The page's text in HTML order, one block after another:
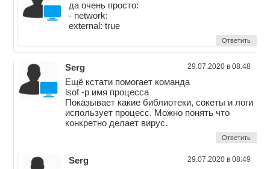
да очень просто:
- network:
external: true
Ответить
Serg 29.07.2020 в 08:48
Ещё кстати помогает команда
lsof -p имя процесса
Показывает какие библиотеки, сокеты и логи
использует процесс. Можно понять что
конкретно делает вирус.
Ответить
Serg 29.07.2020 в 08:49